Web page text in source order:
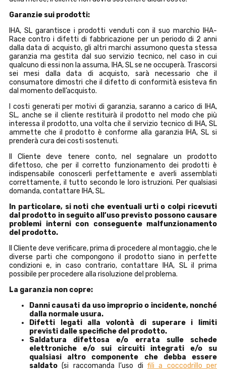
Garanzie sui prodotti:
IHA, SL garantisce i prodotti venduti con il suo marchio IHA-
Race contro i difetti di fabbricazione per un periodo di 2 anni
dalla data di acquisto, gli altri marchi assumono questa stessa
garanzia ma gestita dal suo servizio tecnico, nel caso in cui
qualcuno di essi non la assuma, IHA, SL se ne occuperà. Trascorsi
sei mesi dalla data di acquisto, sarà necessario che il
consumatore dimostri che il difetto di conformità esisteva fin
dal momento dell’acquisto.
I costi generati per motivi di garanzia, saranno a carico di IHA,
SL, anche se il cliente restituirà il prodotto nel modo che più
interessa il prodotto, una volta che il servizio tecnico di IHA, SL
ammette che il prodotto è conforme alla garanzia IHA, SL si
prenderà cura dei costi sostenuti.
Il Cliente deve tenere conto, nel segnalare un prodotto
difettoso, che per il corretto funzionamento dei prodotti è
indispensabile conoscerli perfettamente e averli assemblati
correttamente, il tutto secondo le loro istruzioni. Per qualsiasi
domanda, contattare IHA, SL.
In particolare, si noti che eventuali urti o colpi ricevuti
dal prodotto in seguito all’uso previsto possono causare
problemi interni con conseguente malfunzionamento
del prodotto.
Il Cliente deve verificare, prima di procedere al montaggio, che le
diverse parti che compongono il prodotto siano in perfette
condizioni e, in caso contrario, contattare IHA, SL il prima
possibile per procedere alla risoluzione del problema.
La garanzia non copre:
Danni causati da uso improprio o incidente, nonché
dalla normale usura.
Difetti legati alla volontà di superare i limiti
previsti dalle specifiche del prodotto.
Saldatura difettosa e/o errata sulle schede
elettroniche e/o sui circuiti integrati e/o su
qualsiasi altro componente che debba essere
saldato(si raccomanda l’uso di fili a coccodrillo per